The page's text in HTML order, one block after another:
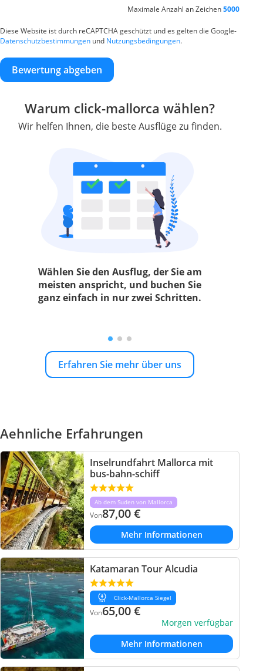
Maximale Anzahl an Zeichen5000
Diese Website ist durch reCAPTCHA geschützt und es gelten die Google-
Datenschutzbestimmungen und Nutzungsbedingungen.
Bewertung abgeben
Warum click-mallorca wählen?
Wir helfen Ihnen, die beste Ausflüge zu finden.
Wählen Sie den Ausflug, der Sie am
meisten anspricht, und buchen Sie
ganz einfach in nur zwei Schritten.
Erfahren Sie mehr über uns
Aehnliche Erfahrungen
Inselrundfahrt Mallorca mit
bus-bahn-schiff
Ab dem Suden von Mallorca
Von87,00€
Mehr Informationen
Katamaran Tour Alcudia
Click-Mallorca Siegel
Von65,00€
Morgen verfügbar
Mehr Informationen